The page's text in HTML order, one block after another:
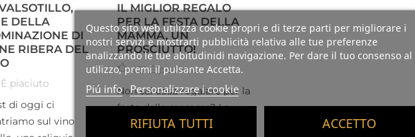
Questo sito web utilizza cookie propri e di terze parti per migliorare i
nostri servizi e mostrarti pubblicità relativa alle tue preferenze
analizzando le tue abitudinidi navigazione. Per dare il tuo consenso al
utilizzo, premi il pulsante Accetta.
Piú info Personalizzare i cookie
RIFIUTA TUTTI ACCETTO
DELLA
DI
RIBERA DEL
È piaciuto
di oggi ci
sul vino
IL MIGLIOR REGALO
PER LA FESTA DELLA
MAMMA, UN
PROSCIUTTO!
481 È piaciuto
Non sai cosa regalare per la
festa della mamma? La
festa della mamma è qui e